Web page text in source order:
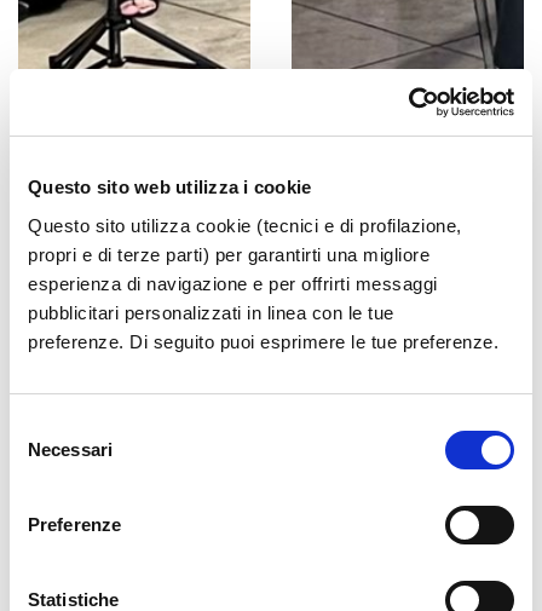
Questo sito web utilizza i cookie
Questo sito utilizza cookie (tecnici e di profilazione,
propri e di terze parti) per garantirti una migliore
esperienza di navigazione e per offrirti messaggi
pubblicitari personalizzati in linea con le tue
preferenze. Di seguito puoi esprimere le tue preferenze.
delNecessari
Preferenze
Statistiche